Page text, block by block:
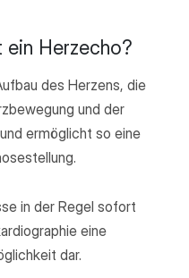
Herzecho?
des Herzens, die
und der
ermöglicht so eine
in der Regel sofort
eine
dar.